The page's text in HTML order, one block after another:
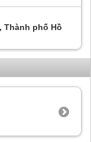
Thành phố Hồ